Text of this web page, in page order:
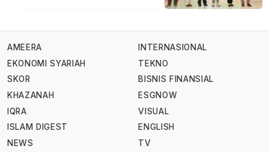
AMEERA
EKONOMI SYARIAH
SKOR
KHAZANAH
IQRA
ISLAM DIGEST
NEWS
INTERNASIONAL
TEKNO
BISNIS FINANSIAL
ESGNOW
VISUAL
ENGLISH
TV